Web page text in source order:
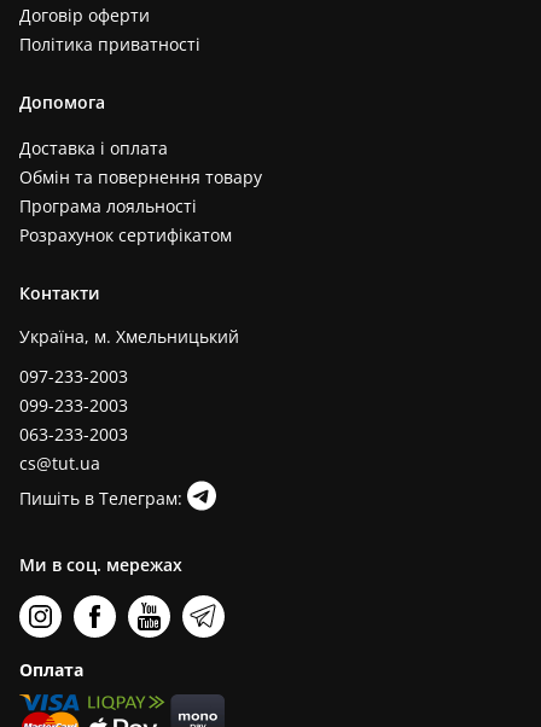
Договір оферти
Політика приватності
Допомога
Доставка і оплата
Обмін та повернення товару
Програма лояльності
Розрахунок сертифікатом
Контакти
Україна, м. Хмельницький
097-233-2003
099-233-2003
063-233-2003
cs@tut.ua
Пишіть в Телеграм:
Ми в соц. мережах
Оплата